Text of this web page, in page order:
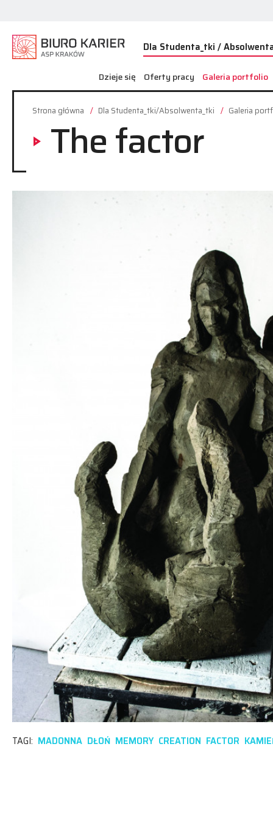
Dla Studenta_tki /
Dzieje się Oferty pracy Galeria portfolio
Strona główna Dla Studenta_tki/Absolwenta_tki Galeria
The factor
TAGI: MADONNA DŁOŃ MEMORY CREATION FACTOR